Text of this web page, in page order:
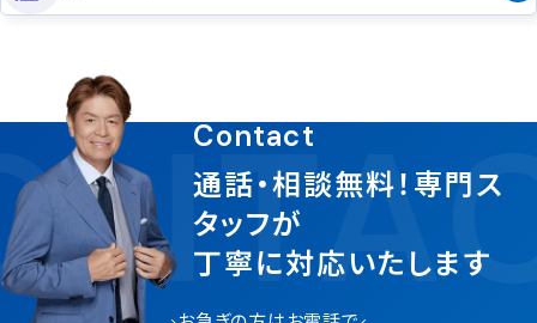
Contact
通話・相談無料！専門ス
タッフが
丁寧に対応いたします